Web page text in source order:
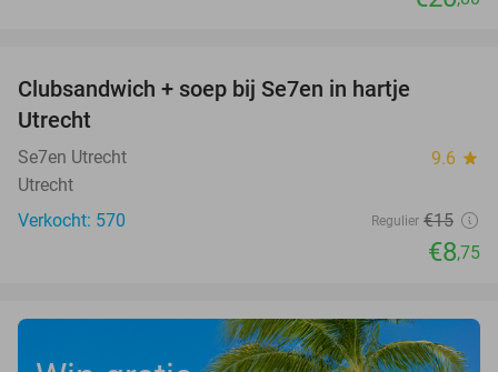
Clubsandwich + soep bij Se7en in hartje
Utrecht
Se7en Utrecht 9.6 star
Utrecht
Verkocht: 570
Regulier €15
€8,75